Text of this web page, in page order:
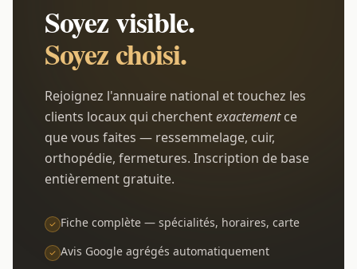
Soyez visible.
Soyez choisi.
Rejoignez l'annuaire national et touchez les
clients locaux qui cherchentexactementce
que vous faites — ressemmelage, cuir,
orthopédie, fermetures. Inscription de base
entièrement gratuite.
Fiche complète — spécialités, horaires, carte
Avis Google agrégés automatiquement